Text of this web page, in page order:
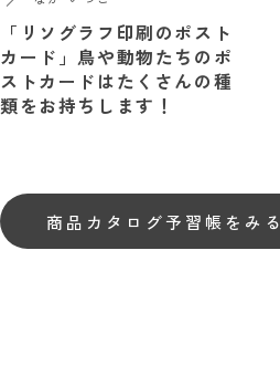
「リソグラフ印刷のポスト
カード」鳥や動物たちのポ
ストカードはたくさんの種
類をお持ちします！
商品カタログ予習帳をみる